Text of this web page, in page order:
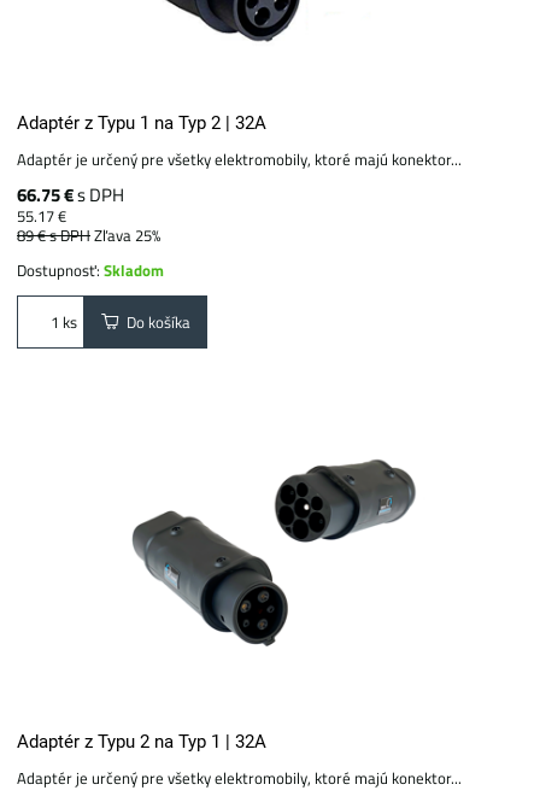
Adaptér z Typu 1 na Typ 2 | 32A
Adaptér je určený pre všetky elektromobily, ktoré majú konektor...
66.75 €s DPH
55.17 €
89 €s DPHZľava 25%
Dostupnosť:Skladom
ks Do košíka
Adaptér z Typu 2 na Typ 1 | 32A
Adaptér je určený pre všetky elektromobily, ktoré majú konektor...